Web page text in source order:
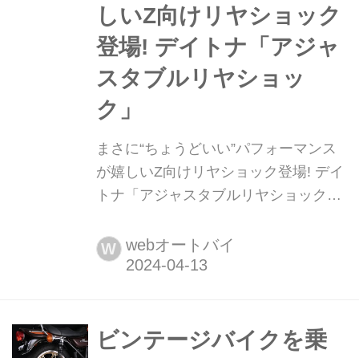
しいZ向けリヤショック
登場! デイトナ「アジャ
スタブルリヤショッ
ク」
まさに“ちょうどいい”パフォーマンス
が嬉しいZ向けリヤショック登場! デイ
トナ「アジャスタブルリヤショック」
社の注目の新製品を紹介します。今回
はデイトナ「アジャスタブルリヤショ
W webオートバイ
ビンテージバイクを乗